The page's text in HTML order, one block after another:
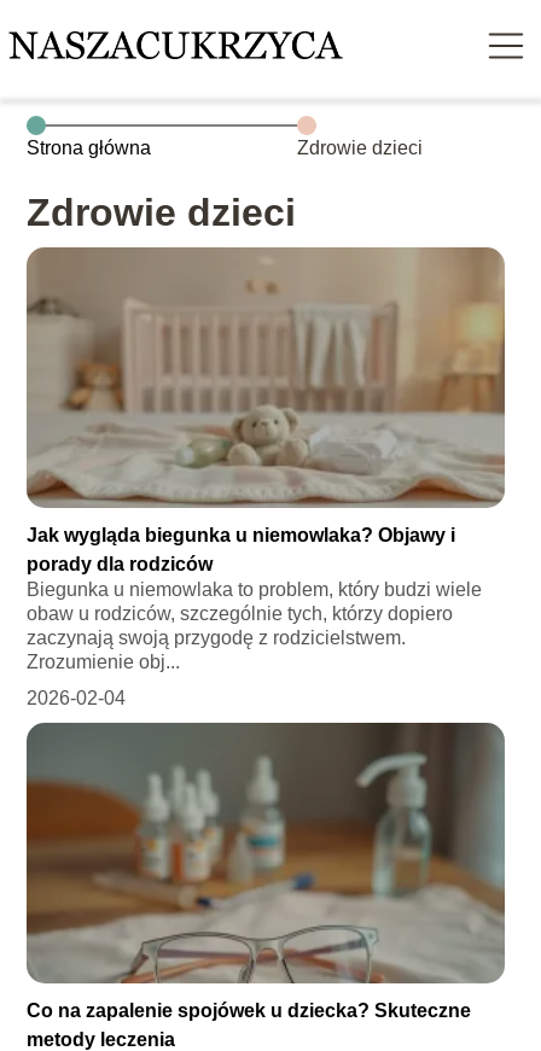
Strona główna Zdrowie dzieci
Zdrowie dzieci
Jak wygląda biegunka u niemowlaka? Objawy i
porady dla rodziców
Biegunka u niemowlaka to problem, który budzi wiele
obaw u rodziców, szczególnie tych, którzy dopiero
zaczynają swoją przygodę z rodzicielstwem.
Zrozumienie obj...
2026-02-04
Co na zapalenie spojówek u dziecka? Skuteczne
metody leczenia